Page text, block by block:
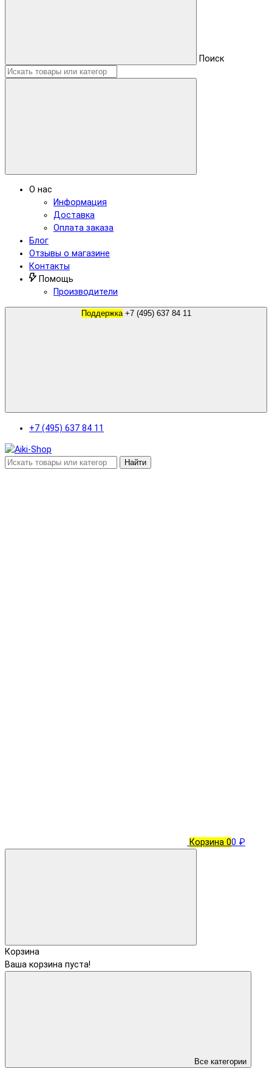
Поиск
О нас
Информация
Доставка
Оплата заказа
Блог
Отзывы о магазине
Контакты
Помощь
Производители
Поддержка +7 (495) 637 84 11
+7 (495) 637 84 11
Найти
Корзина 00 ₽
Корзина
Ваша корзина пуста!
Все категории